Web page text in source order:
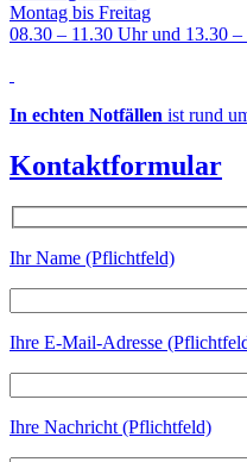
Montag bis Freitag
08.30 – 11.30 Uhr und 13.30
In echten Notfällen ist rund
Kontaktformular
Ihr Name (Pflichtfeld)
Ihre E-Mail-Adresse
Ihre Nachricht (Pflichtfeld)